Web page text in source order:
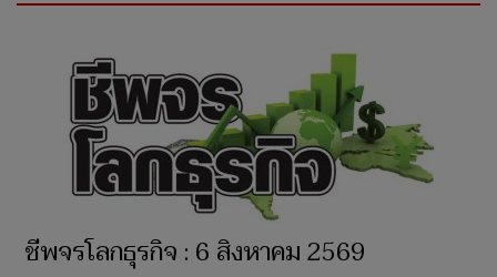
ชีพจรโลกธุรกิจ : 6 สิงหาคม 2569